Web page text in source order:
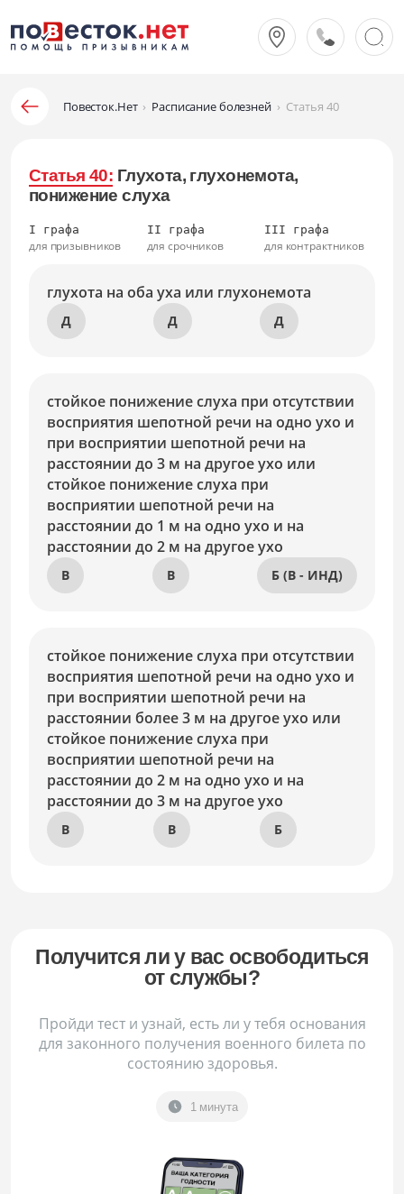
Повесток.Нет › Расписание болезней › Статья 40
Статья 40: Глухота, глухонемота,
понижение слуха
I графа
для призывников
II графа
для срочников
III графа
для контрактников
глухота на оба уха или глухонемота
Д Д Д
стойкое понижение слуха при отсутствии
восприятия шепотной речи на одно ухо и
при восприятии шепотной речи на
расстоянии до 3 м на другое ухо или
стойкое понижение слуха при
восприятии шепотной речи на
расстоянии до 1 м на одно ухо и на
расстоянии до 2 м на другое ухо
В В Б (В - ИНД)
стойкое понижение слуха при отсутствии
восприятия шепотной речи на одно ухо и
при восприятии шепотной речи на
расстоянии более 3 м на другое ухо или
стойкое понижение слуха при
восприятии шепотной речи на
расстоянии до 2 м на одно ухо и на
расстоянии до 3 м на другое ухо
В В Б
Получится ли у вас освободиться
от службы?
Пройди тест и узнай, есть ли у тебя основания
для законного получения военного билета по
состоянию здоровья.
1 минута